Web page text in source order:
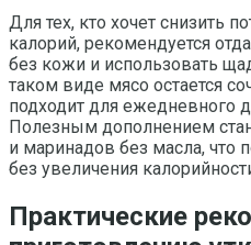
Для тех, кто хочет снизить
калорий, рекомендуется
без кожи и использовать
таком виде мясо остается
подходит для ежедневного
Полезным дополнением
и маринадов без масла, что
без увеличения
Практические